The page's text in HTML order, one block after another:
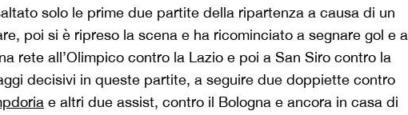
solo le prime due partite della ripartenza a causa di un
poi si è ripreso la scena e ha ricominciato a segnare gol e a
rete all’Olimpico contro la Lazio e poi a San Siro contro la
decisivi in queste partite, a seguire due doppiette contro
e altri due assist, contro il Bologna e ancora in casa di